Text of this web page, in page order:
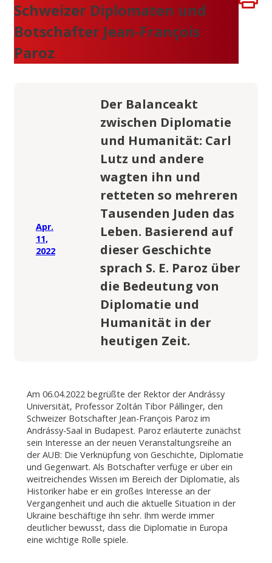
Schweizer Diplomaten und
Botschafter Jean-François
Paroz
Apr.
11,
2022
Der Balanceakt
zwischen Diplomatie
und Humanität: Carl
Lutz und andere
wagten ihn und
retteten so mehreren
Tausenden Juden das
Leben. Basierend auf
dieser Geschichte
sprach S. E. Paroz über
die Bedeutung von
Diplomatie und
Humanität in der
heutigen Zeit.
Am 06.04.2022 begrüßte der Rektor der Andrássy
Universität, Professor Zoltán Tibor Pállinger, den
Schweizer Botschafter Jean-François Paroz im
Andrássy-Saal in Budapest. Paroz erläuterte zunächst
sein Interesse an der neuen Veranstaltungsreihe an
der AUB: Die Verknüpfung von Geschichte, Diplomatie
und Gegenwart. Als Botschafter verfüge er über ein
weitreichendes Wissen im Bereich der Diplomatie, als
Historiker habe er ein großes Interesse an der
Vergangenheit und auch die aktuelle Situation in der
Ukraine beschäftige ihn sehr. Ihm werde immer
deutlicher bewusst, dass die Diplomatie in Europa
eine wichtige Rolle spiele.